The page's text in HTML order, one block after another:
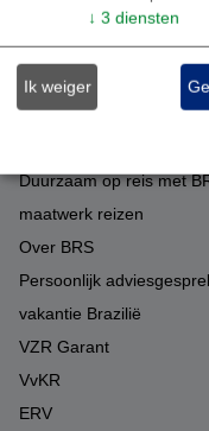
Klantenbeoordelingen
Reisblog Brazilië
Reisinformatie
Duurzaam op reis met
maatwerk reizen
Over BRS
Persoonlijk
vakantie Brazilië
VZR Garant
VvKR
ERV
↓ 3 diensten
Ik weiger